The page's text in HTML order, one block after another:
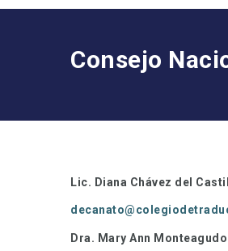
Consejo
Lic. Diana Chávez del
Dra. Mary Ann